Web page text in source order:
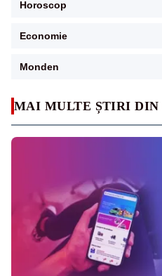
MAI MULTE ȘTIRI DIN
Horoscop
Economie
Monden